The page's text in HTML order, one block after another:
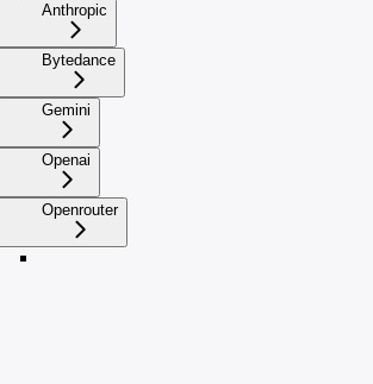
Anthropic
Bytedance
Gemini
Openai
Openrouter